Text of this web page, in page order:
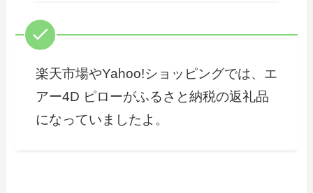
楽天市場やYahoo!ショッピングでは、エ
アー4D ピローがふるさと納税の返礼品
になっていましたよ。